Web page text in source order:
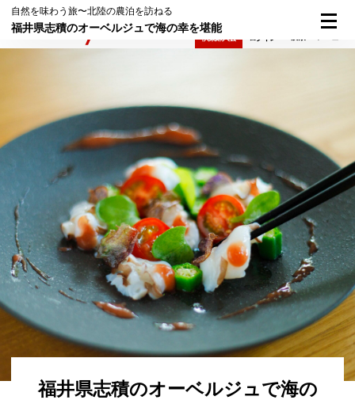
自然を味わう旅〜北陸の農泊を訪ねる
福井県志積のオーベルジュで海の幸を堪能
福井県志積のオーベルジュで海の